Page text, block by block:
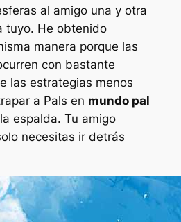
al amigo una y otra
tuyo. He obtenido
manera porque las
con bastante
las estrategias menos
a Pals en mundo pal
espalda. Tu amigo
necesitas ir detrás